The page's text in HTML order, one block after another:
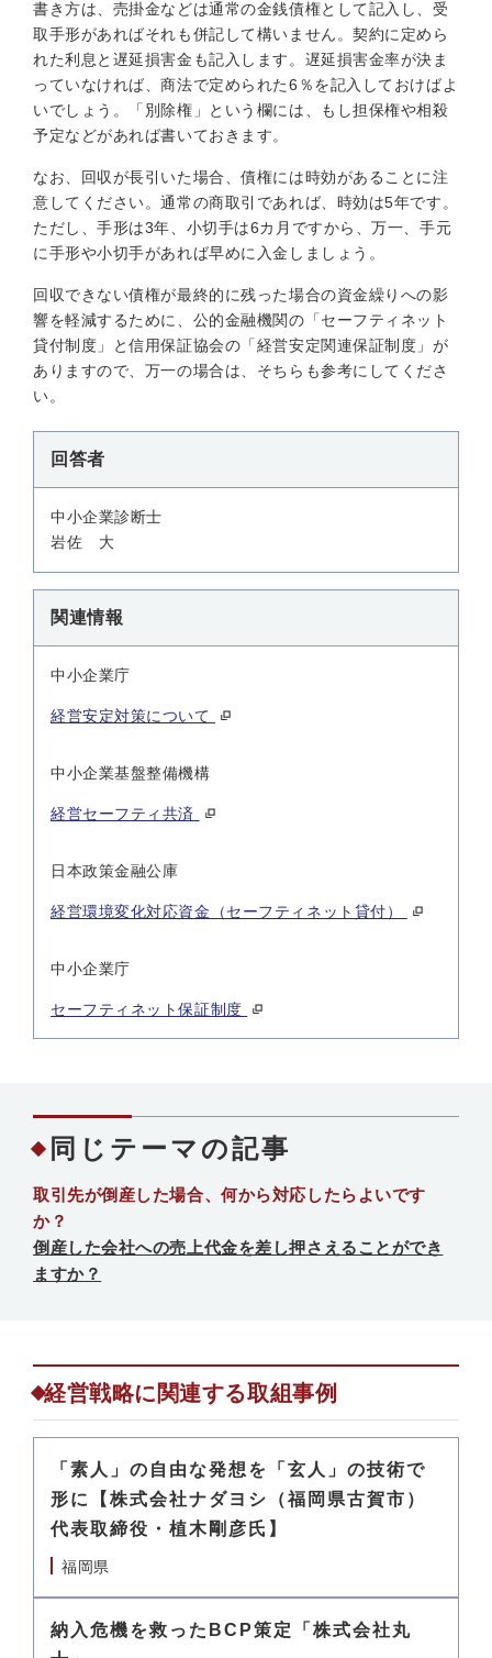
書き方は、売掛金などは通常の金銭債権として記入し、受
取手形があればそれも併記して構いません。契約に定めら
れた利息と遅延損害金も記入します。遅延損害金率が決ま
っていなければ、商法で定められた6％を記入しておけばよ
いでしょう。「別除権」という欄には、もし担保権や相殺
予定などがあれば書いておきます。
なお、回収が長引いた場合、債権には時効があることに注
意してください。通常の商取引であれば、時効は5年です。
ただし、手形は3年、小切手は6カ月ですから、万一、手元
に手形や小切手があれば早めに入金しましょう。
回収できない債権が最終的に残った場合の資金繰りへの影
響を軽減するために、公的金融機関の「セーフティネット
貸付制度」と信用保証協会の「経営安定関連保証制度」が
ありますので、万一の場合は、そちらも参考にしてくださ
い。
回答者
中小企業診断士
岩佐 大
関連情報
中小企業庁
経営安定対策について
中小企業基盤整備機構
経営セーフティ共済
日本政策金融公庫
経営環境変化対応資金（セーフティネット貸付）
中小企業庁
セーフティネット保証制度
同じテーマの記事
取引先が倒産した場合、何から対応したらよいです
か？
倒産した会社への売上代金を差し押さえることができ
ますか？
経営戦略に関連する取組事例
「素人」の自由な発想を「玄人」の技術で
形に【株式会社ナダヨシ（福岡県古賀市）
代表取締役・植木剛彦氏】
福岡県
納入危機を救ったBCP策定「株式会社丸